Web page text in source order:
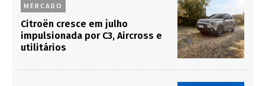
MERCADO
Citroën cresce em julho
impulsionada por C3, Aircross e
utilitários